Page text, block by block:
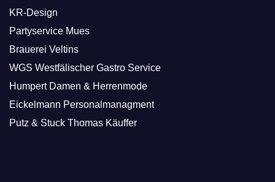
KR-Design
Partyservice Mues
Brauerei Veltins
WGS Westfälischer Gastro Service
Humpert Damen & Herrenmode
Eickelmann Personalmanagment
Putz & Stuck Thomas Käuffer